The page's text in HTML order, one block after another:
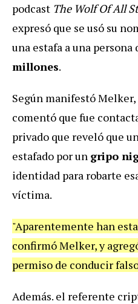
podcast The Wolf Of All
expresó que se usó su
una estafa a una persona
millones.
Según manifestó Melker,
comentó que fue
privado que reveló que
estafado por un gripo
identidad para robarte
víctima.
"Aparentemente han
confirmó Melker, y
permiso de conducir
Además. el referente